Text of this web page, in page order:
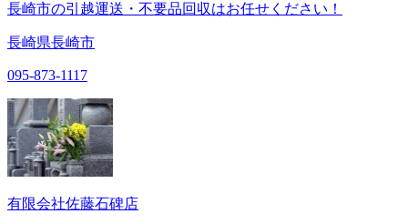
長崎市の引越運送・不要品回収はお任せください！
長崎県長崎市
095-873-1117
有限会社佐藤石碑店